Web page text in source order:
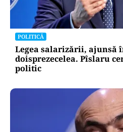
POLITICĂ
Legea salarizării, ajunsă
doisprezecelea. Pîslaru
politic